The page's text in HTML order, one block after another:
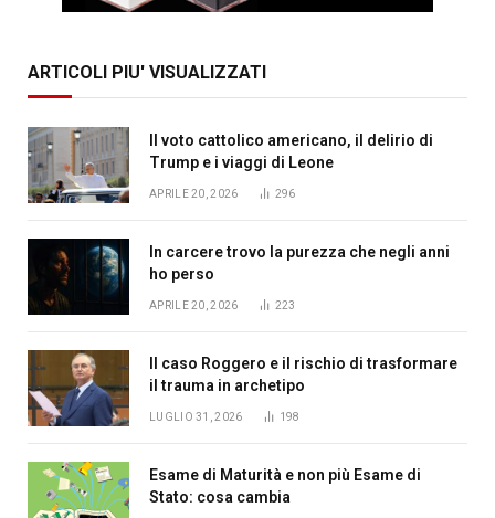
ARTICOLI PIU' VISUALIZZATI
Il voto cattolico americano, il delirio di
Trump e i viaggi di Leone
APRILE 20, 2026 296
In carcere trovo la purezza che negli anni
ho perso
APRILE 20, 2026 223
Il caso Roggero e il rischio di trasformare
il trauma in archetipo
LUGLIO 31, 2026 198
Esame di Maturità e non più Esame di
Stato: cosa cambia